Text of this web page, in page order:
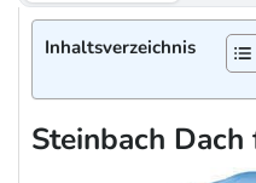
Inhaltsverzeichnis
Steinbach